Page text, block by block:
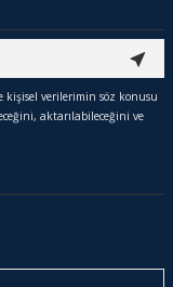
kişisel verilerimin söz konusu
aktarılabileceğini ve